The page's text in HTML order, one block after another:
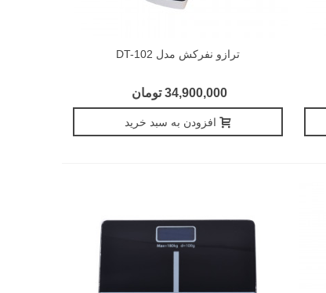
ترازو نفرکش مدل DT-102
34,900,000 تومان
افزودن به سبد خرید